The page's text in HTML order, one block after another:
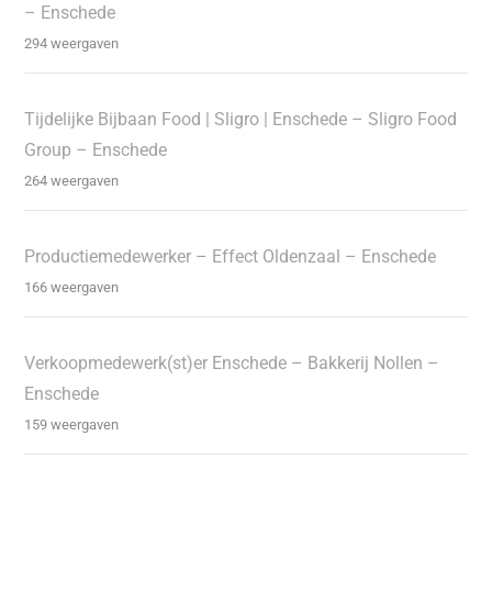
– Enschede
294 weergaven
Tijdelijke Bijbaan Food | Sligro | Enschede – Sligro Food
Group – Enschede
264 weergaven
Productiemedewerker – Effect Oldenzaal – Enschede
166 weergaven
Verkoopmedewerk(st)er Enschede – Bakkerij Nollen –
Enschede
159 weergaven